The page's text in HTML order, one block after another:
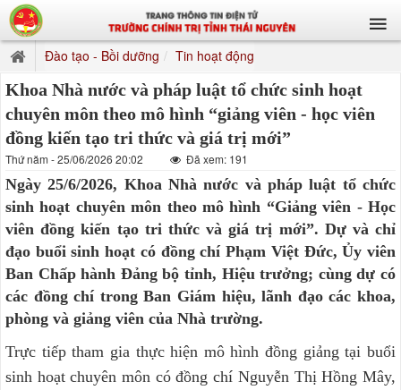
Đào tạo - Bồi dưỡng Tin hoạt động
Khoa Nhà nước và pháp luật tổ chức sinh hoạt
chuyên môn theo mô hình “giảng viên - học viên
đồng kiến tạo tri thức và giá trị mới”
Thứ năm - 25/06/2026 20:02 Đã xem: 191
Ngày 25/6/2026, Khoa Nhà nước và pháp luật tổ chức
sinh hoạt chuyên môn theo mô hình “Giảng viên - Học
viên đồng kiến tạo tri thức và giá trị mới”. Dự và chỉ
đạo buổi sinh hoạt có đồng chí Phạm Việt Đức, Ủy viên
Ban Chấp hành Đảng bộ tỉnh, Hiệu trưởng; cùng dự có
các đồng chí trong Ban Giám hiệu, lãnh đạo các khoa,
phòng và giảng viên của Nhà trường.
Trực tiếp tham gia thực hiện mô hình đồng giảng tại buổi
sinh hoạt chuyên môn có đồng chí Nguyễn Thị Hồng Mây,